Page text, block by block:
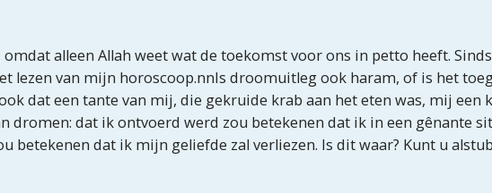
alleen Allah weet wat de toekomst voor ons in petto heeft.
lezen van mijn horoscoop.nnIs droomuitleg ook haram, of is het
dat een tante van mij, die gekruide krab aan het eten was, mij een
dromen: dat ik ontvoerd werd zou betekenen dat ik in een gênante
betekenen dat ik mijn geliefde zal verliezen. Is dit waar? Kunt u